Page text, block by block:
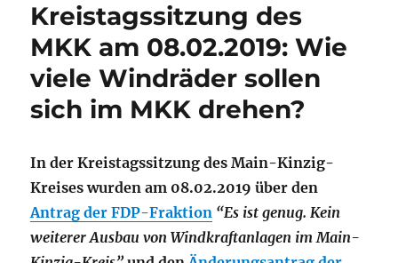
Kreistagssitzung des
MKK am 08.02.2019: Wie
viele Windräder sollen
sich im MKK drehen?
In der Kreistagssitzung des Main-Kinzig-
Kreises wurden am 08.02.2019 über den
Antrag der FDP-Fraktion “Es ist genug. Kein
weiterer Ausbau von Windkraftanlagen im Main-